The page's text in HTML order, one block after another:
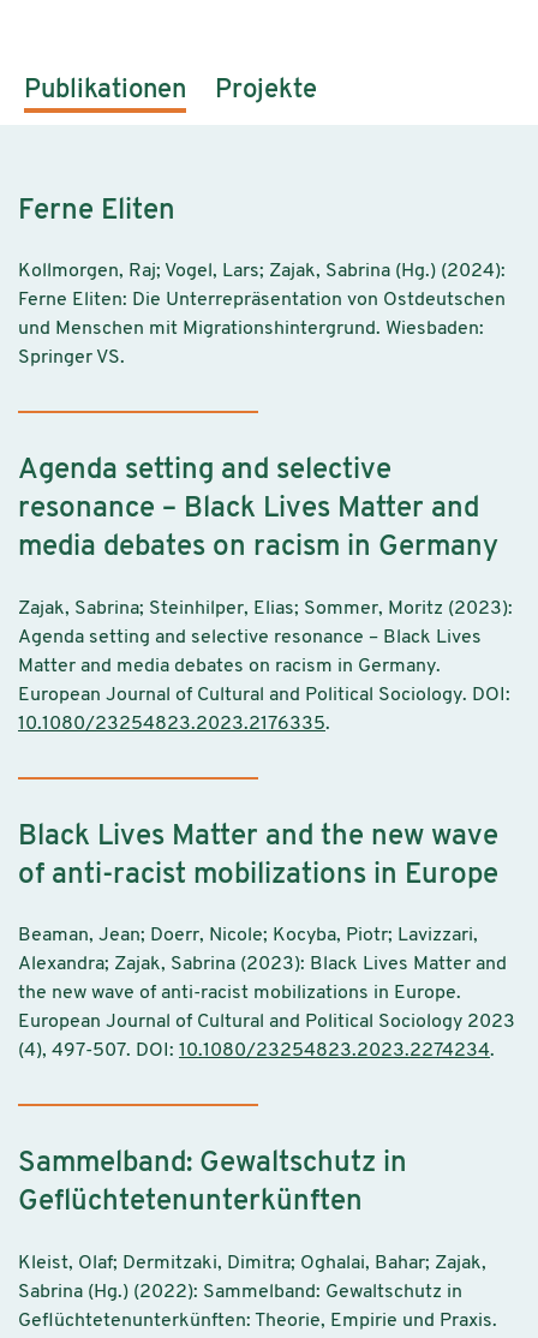
Publikationen Projekte
Ferne Eliten
Kollmorgen, Raj; Vogel, Lars; Zajak, Sabrina (Hg.) (2024):
Ferne Eliten: Die Unterrepräsentation von Ostdeutschen
und Menschen mit Migrationshintergrund. Wiesbaden:
Springer VS.
Agenda setting and selective
resonance – Black Lives Matter and
media debates on racism in Germany
Zajak, Sabrina; Steinhilper, Elias; Sommer, Moritz (2023):
Agenda setting and selective resonance – Black Lives
Matter and media debates on racism in Germany.
European Journal of Cultural and Political Sociology. DOI:
10.1080/23254823.2023.2176335.
Black Lives Matter and the new wave
of anti-racist mobilizations in Europe
Beaman, Jean; Doerr, Nicole; Kocyba, Piotr; Lavizzari,
Alexandra; Zajak, Sabrina (2023): Black Lives Matter and
the new wave of anti-racist mobilizations in Europe.
European Journal of Cultural and Political Sociology 2023
(4), 497-507. DOI: 10.1080/23254823.2023.2274234.
Sammelband: Gewaltschutz in
Geflüchtetenunterkünften
Kleist, Olaf; Dermitzaki, Dimitra; Oghalai, Bahar; Zajak,
Sabrina (Hg.) (2022): Sammelband: Gewaltschutz in
Geflüchtetenunterkünften: Theorie, Empirie und Praxis.